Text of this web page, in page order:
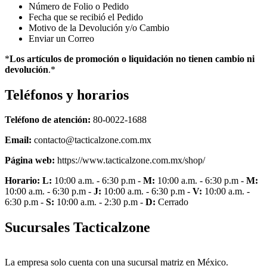
Número de Folio o Pedido
Fecha que se recibió el Pedido
Motivo de la Devolución y/o Cambio
Enviar un Correo
*Los artículos de promoción o liquidación no tienen cambio ni
devolución.*
Teléfonos y horarios
Teléfono de atención: 80-0022-1688
Email: contacto@tacticalzone.com.mx
Página web: https://www.tacticalzone.com.mx/shop/
Horario: L: 10:00 a.m. - 6:30 p.m - M: 10:00 a.m. - 6:30 p.m - M:
10:00 a.m. - 6:30 p.m - J: 10:00 a.m. - 6:30 p.m - V: 10:00 a.m. -
6:30 p.m - S: 10:00 a.m. - 2:30 p.m - D: Cerrado
Sucursales Tacticalzone
La empresa solo cuenta con una sucursal matriz en México.